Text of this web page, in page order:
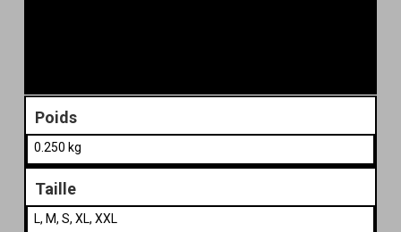
Poids
0.250 kg
Taille
L, M, S, XL, XXL